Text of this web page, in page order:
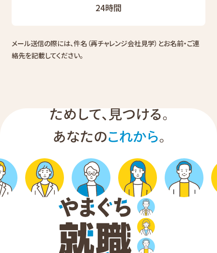
24時間
メール送信の際には、件名（再チャレンジ会社見学）とお名前・ご連
絡先を記載してください。